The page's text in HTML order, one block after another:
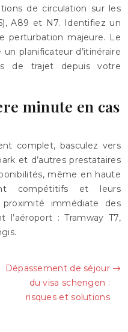
de circulation sur les
A89 et N7. Identifiez un
perturbation majeure. Le
planificateur d’itinéraire
de trajet depuis votre
minute en cas
complet, basculez vers
et d’autres prestataires
même en haute
compétitifs et leurs
immédiate des
l’aéroport : Tramway T7,
Dépassement de séjour
du visa schengen :
risques et solutions